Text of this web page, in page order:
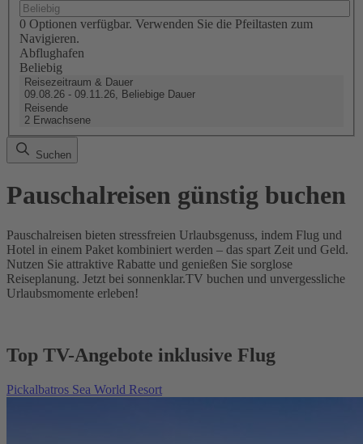
0 Optionen verfügbar. Verwenden Sie die Pfeiltasten zum
Navigieren.
Abflughafen
Beliebig
Reisezeitraum & Dauer
09.08.26 - 09.11.26, Beliebige Dauer
Reisende
2 Erwachsene
Suchen
Pauschalreisen günstig buchen
Pauschalreisen bieten stressfreien Urlaubsgenuss, indem Flug und
Hotel in einem Paket kombiniert werden – das spart Zeit und Geld.
Nutzen Sie attraktive Rabatte und genießen Sie sorglose
Reiseplanung. Jetzt bei sonnenklar.TV buchen und unvergessliche
Urlaubsmomente erleben!
Top TV-Angebote inklusive Flug
Pickalbatros Sea World Resort